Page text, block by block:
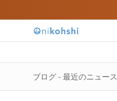
ブログ - 最近のニュース